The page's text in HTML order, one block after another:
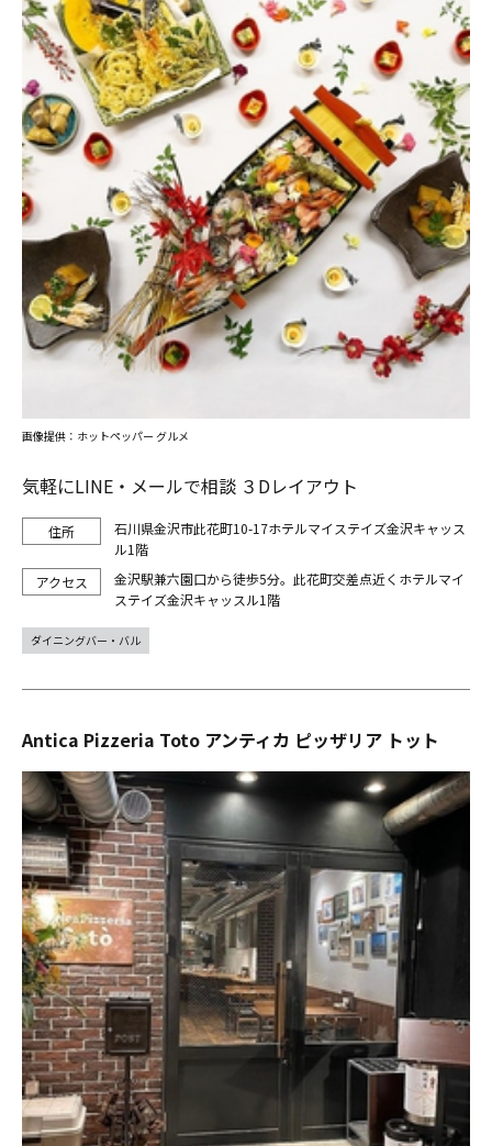
気軽にLINE・メールで相談 ３Dレイアウト
石川県金沢市此花町10-17ホテルマイステイズ金沢キャッス
ル1階
金沢駅兼六園口から徒歩5分。此花町交差点近くホテルマイ
ステイズ金沢キャッスル1階
画像提供：ホットペッパー グルメ
ダイニングバー・バル
Antica Pizzeria Toto アンティカ ピッザリア トット